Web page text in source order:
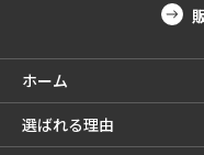
ホーム
選ばれる理由